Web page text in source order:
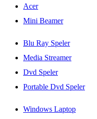
Acer
Mini Beamer
Blu Ray Speler
Media Streamer
Dvd Speler
Portable Dvd Speler
Windows Laptop